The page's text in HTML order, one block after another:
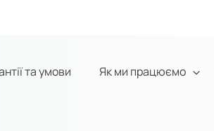
та умови Як ми працюємо